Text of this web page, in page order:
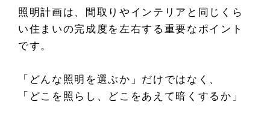
照明計画は、間取りやインテリアと同じくら
い住まいの完成度を左右する重要なポイント
です。
「どんな照明を選ぶか」だけではなく、
「どこを照らし、どこをあえて暗くするか」